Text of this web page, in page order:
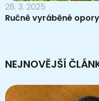
28. 3. 2025
Ručně vyráběné
NEJNOVĚJŠÍ